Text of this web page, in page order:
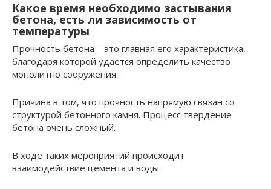
Какое время необходимо застывания
бетона, есть ли зависимость от
температуры
Прочность бетона – это главная его характеристика,
благодаря которой удается определить качество
монолитно сооружения.
Причина в том, что прочность напрямую связан со
структурой бетонного камня. Процесс твердение
бетона очень сложный.
В ходе таких мероприятий происходит
взаимодействие цемента и воды.